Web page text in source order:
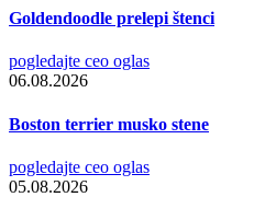
Goldendoodle prelepi štenci
pogledajte ceo oglas
06.08.2026
Boston terrier musko stene
pogledajte ceo oglas
05.08.2026